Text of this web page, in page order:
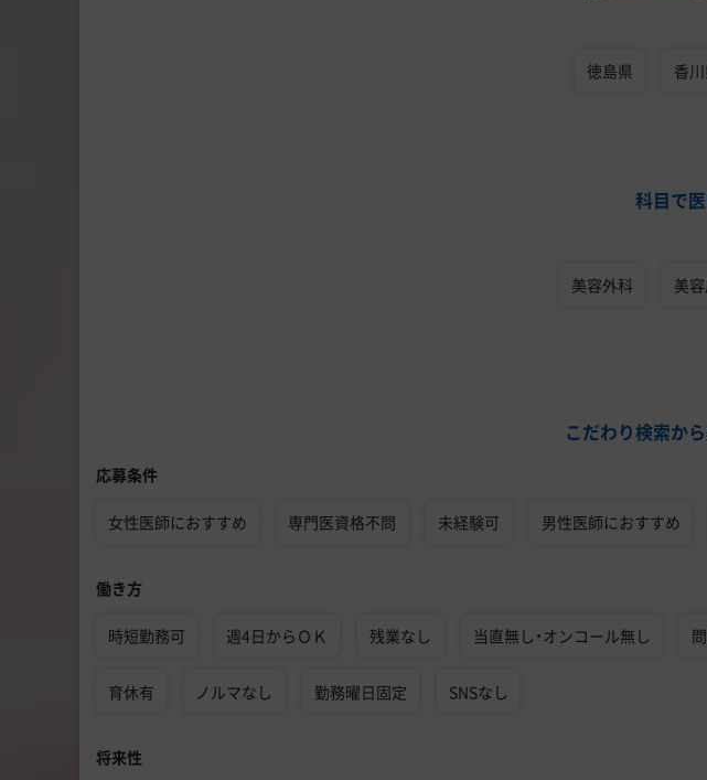
徳島県 香
科目で
美容外科 美
こだわり検索か
応募条件
女性医師におすすめ 専門医資格不問 未経験可 男性医師におすすめ
働き方
時短勤務可 週4日からＯＫ 残業なし 当直無し・オンコール無し
育休有 ノルマなし 勤務曜日固定 SNSなし
将来性